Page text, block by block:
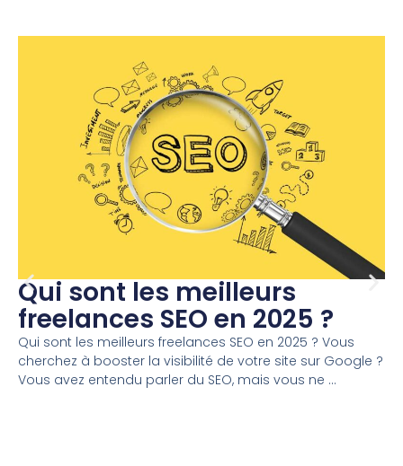
Qui sont les meilleurs
freelances SEO en 2025 ?
Qui sont les meilleurs freelances SEO en 2025 ? Vous
cherchez à booster la visibilité de votre site sur Google ?
Vous avez entendu parler du SEO, mais vous ne ...